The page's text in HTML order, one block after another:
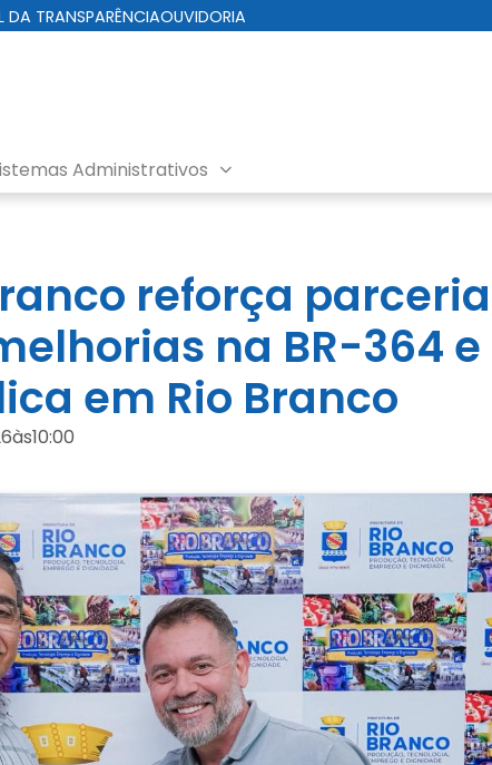
DA TRANSPARÊNCIAOUVIDORIA
Administrativos
reforça parceria
na BR-364 e
em Rio Branco
às10:00